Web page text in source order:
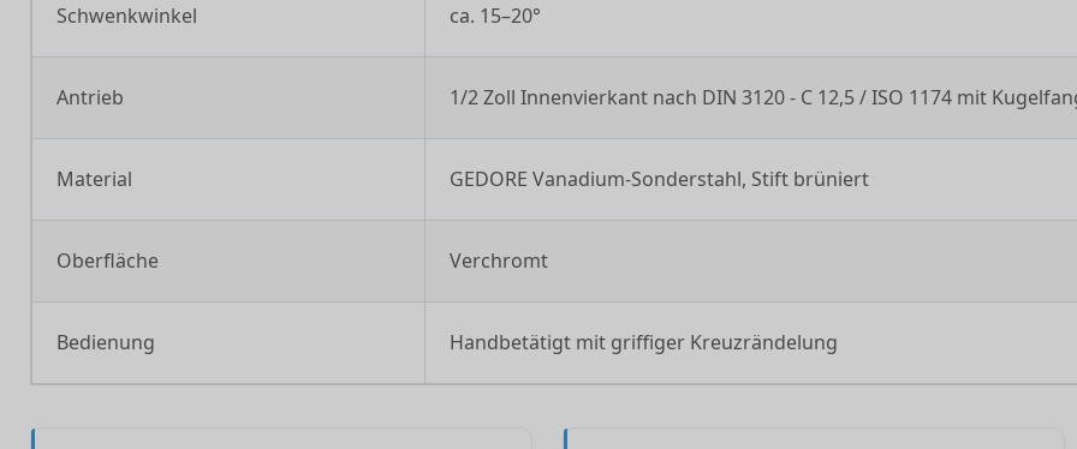
Schwenkwinkel ca. 15–20°
Antrieb 1/2 Zoll Innenvierkant nach DIN 3120 - C 12,5 / ISO 1174 mit
Material GEDORE Vanadium-Sonderstahl, Stift brüniert
Oberfläche Verchromt
Bedienung Handbetätigt mit griffiger Kreuzrändelung